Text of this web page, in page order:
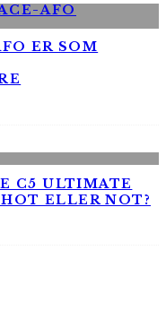
ER SOM
C5 ULTIMATE
ELLER NOT?